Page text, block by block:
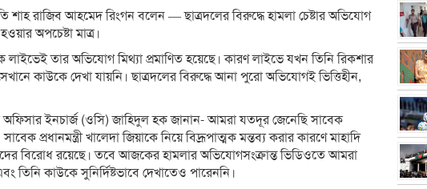
শাহ রাজিব আহমেদ রিংগন বলেন — ছাত্রদলের বিরুদ্ধে হামলা চেষ্টার অভিযোগ
অপচেষ্টা মাত্র।
তার অভিযোগ মিথ্যা প্রমাণিত হয়েছে। কারণ লাইভে যখন তিনি রিকশার
কাউকে দেখা যায়নি। ছাত্রদলের বিরুদ্ধে আনা পুরো অভিযোগই ভিত্তিহীন,
ইনচার্জ (ওসি) জাহিদুল হক জানান- আমরা যতদূর জেনেছি সাবেক
প্রধানমন্ত্রী খালেদা জিয়াকে নিয়ে বিদ্রূপাত্মক মন্তব্য করার কারণে মাহাদি
বিরোধ রয়েছে। তবে আজকের হামলার অভিযোগসংক্রান্ত ভিডিওতে আমরা
তিনি কাউকে সুনির্দিষ্টভাবে দেখাতেও পারেননি।